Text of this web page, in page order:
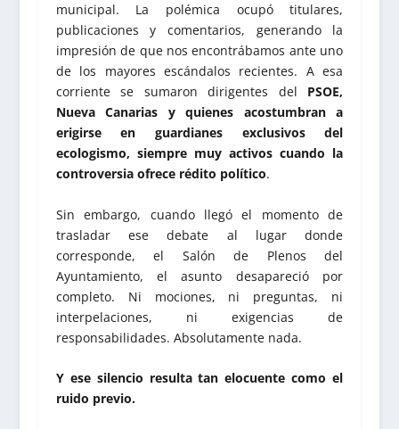
municipal. La polémica ocupó titulares,
publicaciones y comentarios, generando la
impresión de que nos encontrábamos ante uno
de los mayores escándalos recientes. A esa
corriente se sumaron dirigentes del PSOE,
Nueva Canarias y quienes acostumbran a
erigirse en guardianes exclusivos del
ecologismo, siempre muy activos cuando la
controversia ofrece rédito político.
Sin embargo, cuando llegó el momento de
trasladar ese debate al lugar donde
corresponde, el Salón de Plenos del
Ayuntamiento, el asunto desapareció por
completo. Ni mociones, ni preguntas, ni
interpelaciones, ni exigencias de
responsabilidades. Absolutamente nada.
Y ese silencio resulta tan elocuente como el
ruido previo.